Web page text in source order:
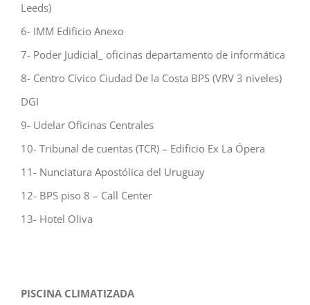
Leeds)
6- IMM Edificio Anexo
7- Poder Judicial_ oficinas departamento de informática
8- Centro Cívico Ciudad De la Costa BPS (VRV 3 niveles)
DGI
9- Udelar Oficinas Centrales
10- Tribunal de cuentas (TCR) – Edificio Ex La Ópera
11- Nunciatura Apostólica del Uruguay
12- BPS piso 8 – Call Center
13- Hotel Oliva
PISCINA CLIMATIZADA